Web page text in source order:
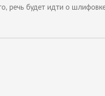
речь будет идти о